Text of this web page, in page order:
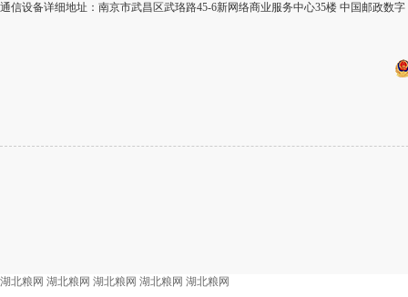
通信设备详细地址：南京市武昌区武珞路45-6新网络商业服务中心35楼 中国邮政数
湖北粮网 湖北粮网 湖北粮网 湖北粮网 湖北粮网